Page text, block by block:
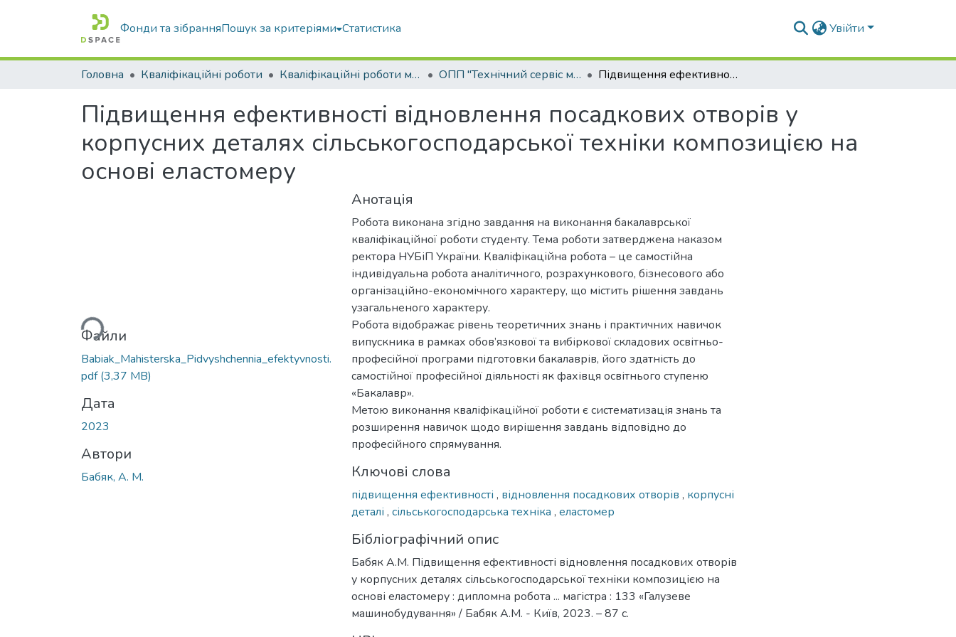
Фонди та зібранняПошук за критеріями Статистика Увійти
Головна Кваліфікаційні роботи Кваліфікаційні роботи магістрів ОПП "Технічний сервіс машин та обладнання сільськогосподарського виробництва" Підвищення ефективності відновлення посадкових отворів у корпусних деталях сільськогосподарської техніки композицією на основі еластомеру
Підвищення ефективності відновлення посадкових отворів у
корпусних деталях сільськогосподарської техніки композицією на
основі еластомеру
Вантажиться...
Файли
Babiak_Mahisterska_Pidvyshchennia_efektyvnosti.
pdf(3,37 MB)
Дата
2023
Автори
Бабяк, А. М.
Анотація
Робота виконана згідно завдання на виконання бакалаврської
кваліфікаційної роботи студенту. Тема роботи затверджена наказом
ректора НУБіП України. Кваліфікаційна робота – це самостійна
індивідуальна робота аналітичного, розрахункового, бізнесового або
організаційно-економічного характеру, що містить рішення завдань
узагальненого характеру.
Робота відображає рівень теоретичних знань і практичних навичок
випускника в рамках обов’язкової та вибіркової складових освітньо-
професійної програми підготовки бакалаврів, його здатність до
самостійної професійної діяльності як фахівця освітнього ступеню
«Бакалавр».
Метою виконання кваліфікаційної роботи є систематизація знань та
розширення навичок щодо вирішення завдань відповідно до
професійного спрямування.
Ключові слова
підвищення ефективності , відновлення посадкових отворів , корпусні
деталі , сільськогосподарська техніка , еластомер
Бібліографічний опис
Бабяк А.М. Підвищення ефективності відновлення посадкових отворів
у корпусних деталях сільськогосподарської техніки композицією на
основі еластомеру : дипломна робота ... магістра : 133 «Галузеве
машинобудування» / Бабяк А.М. - Київ, 2023. – 87 с.